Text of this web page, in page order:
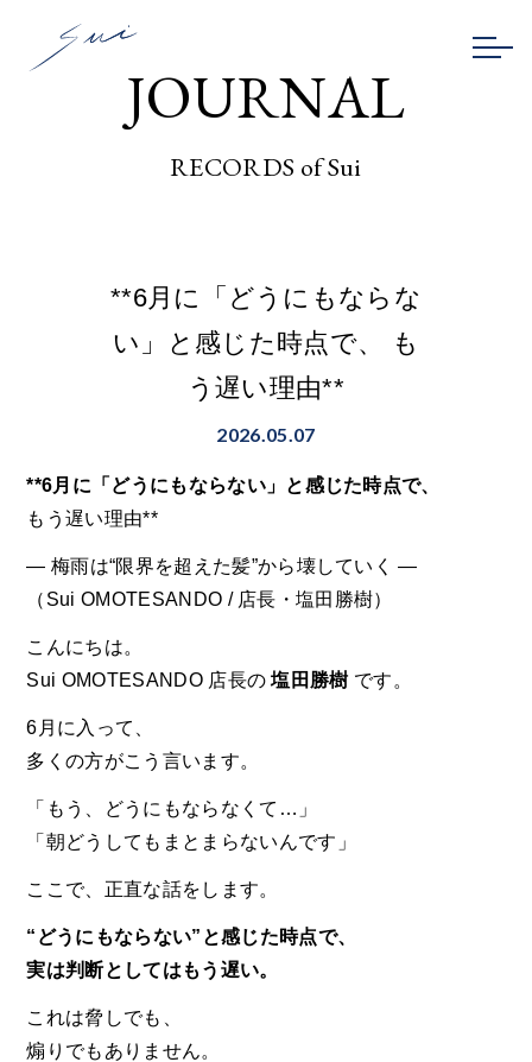
JOURNAL
RECORDS of Sui
**6月に「どうにもならな
い」と感じた時点で、 も
う遅い理由**
2026.05.07
**6月に「どうにもならない」と感じた時点で、
もう遅い理由**
— 梅雨は“限界を超えた髪”から壊していく —
（ Sui OMOTESANDO / 店長・塩田勝樹）
こんにちは。
Sui OMOTESANDO 店長の塩田勝樹 です。
6月に入って、
多くの方がこう言います。
「もう、どうにもならなくて…」
「朝どうしてもまとまらないんです」
ここで、正直な話をします。
“どうにもならない”と感じた時点で、
実は判断としてはもう遅い。
これは脅しでも、
煽りでもありません。